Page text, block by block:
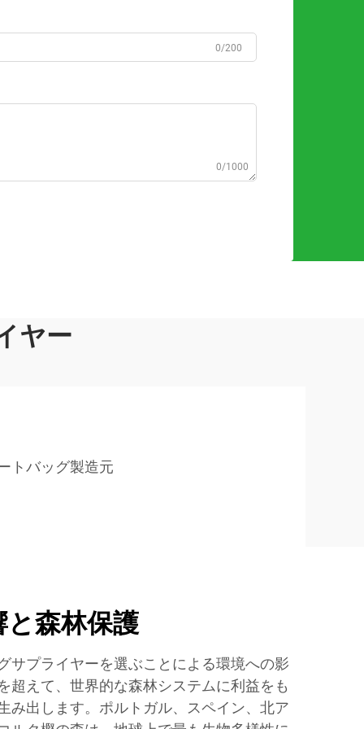
0/200
0/1000
ヤー
トバッグ製造元
森林保護
サプライヤーを選ぶことによる環境への影
超えて、世界的な森林システムに利益をも
み出します。ポルトガル、スペイン、北ア